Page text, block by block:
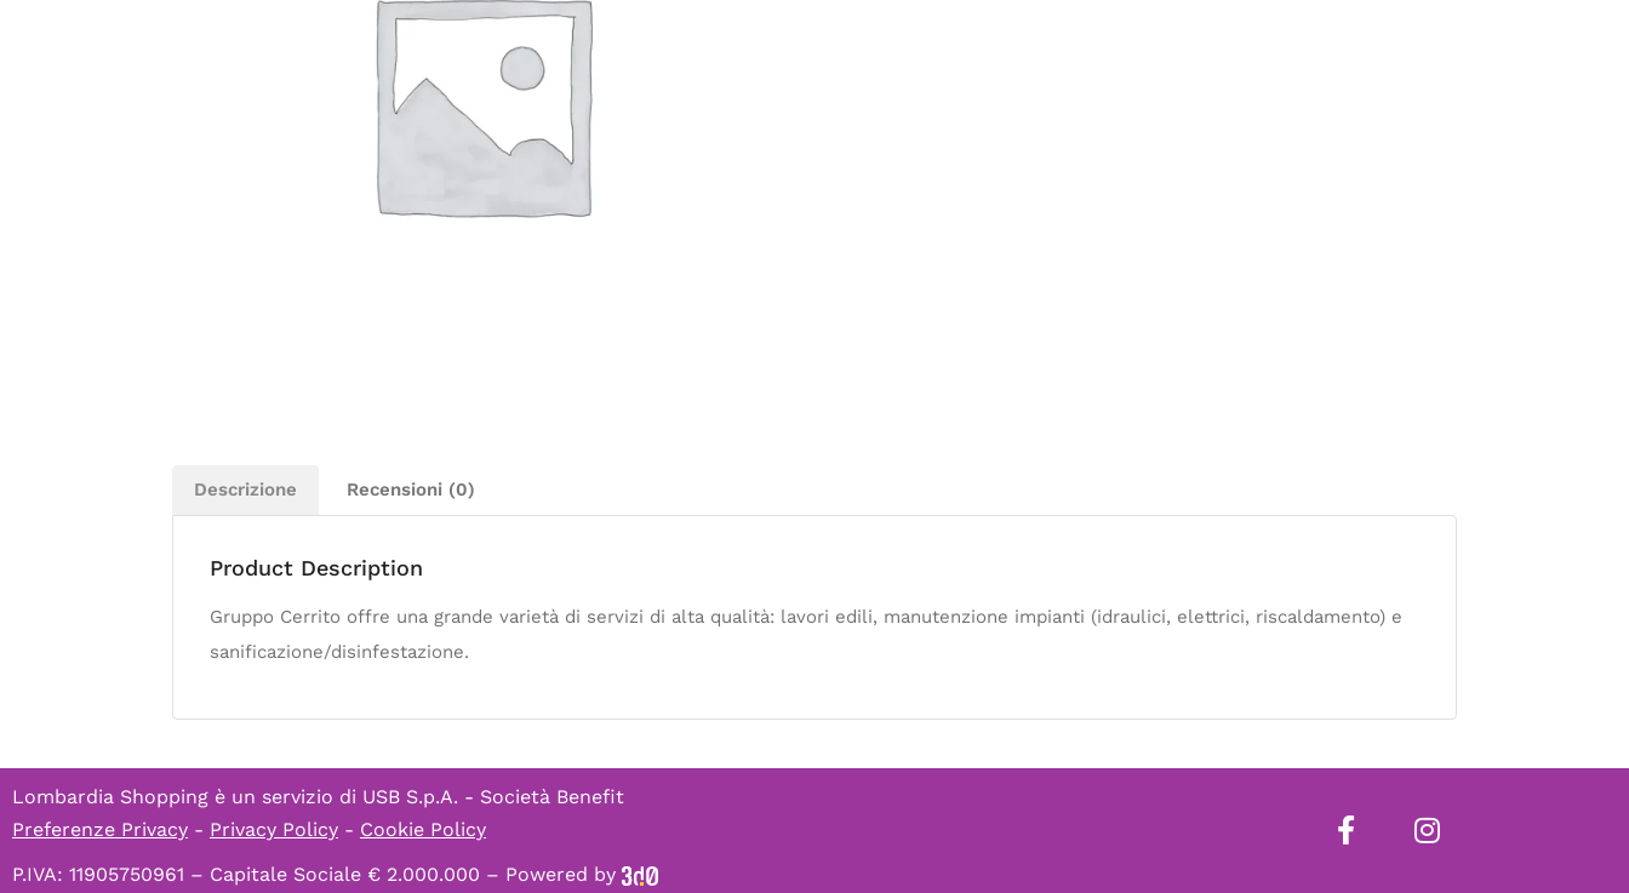
Descrizione Recensioni (0)
Product Description
Gruppo Cerrito offre una grande varietà di servizi di alta qualità: lavori edili, manutenzione impianti (idraulici, elettrici, riscaldamento) e
sanificazione/disinfestazione.
Lombardia Shopping è un servizio di USB S.p.A. - Società Benefit
Preferenze Privacy - Privacy Policy - Cookie Policy
P.IVA: 11905750961 – Capitale Sociale € 2.000.000 – Powered by